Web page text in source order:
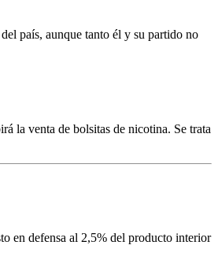
país, aunque tanto él y su partido no
la venta de bolsitas de nicotina. Se trata
en defensa al 2,5% del producto interior